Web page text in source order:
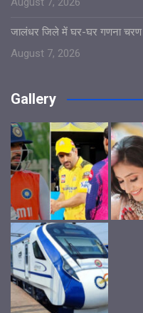
जालंधर जिले में घर-घर गणना चरण
August 7, 2026
Gallery